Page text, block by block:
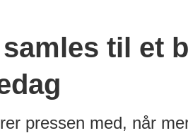
til et
pressen med, når